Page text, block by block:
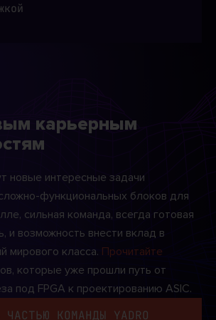
карьерным
новые интересные задачи
функциональных блоков для
сильная команда, всегда готовая
и возможность внести вклад в
мирового класса. Прочитайте
которые уже прошли путь от
под FPGA к проектированию ASIC.
ЧАСТЬЮ КОМАНДЫ YADRO